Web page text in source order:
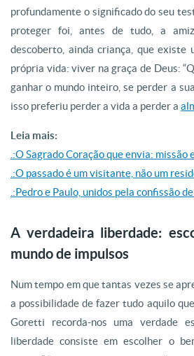
profundamente o significado do seu
proteger foi, antes de tudo, a
descoberto, ainda criança, que existe
própria vida: viver na graça de Deus:
ganhar o mundo inteiro, se perder a
isso preferiu perder a vida a perder a
Leia mais:
.:O Sagrado Coração que envia: missão
.:O passado é um visitante, não um
.:Pedro e Paulo, unidos pela confissão
A verdadeira liberdade:
mundo de impulsos
Num tempo em que tantas vezes se
a possibilidade de fazer tudo aquilo
Goretti recorda-nos uma verdade
liberdade consiste em escolher o